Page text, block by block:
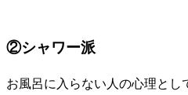
②シャワー派
お風呂に入らない人の心理とし